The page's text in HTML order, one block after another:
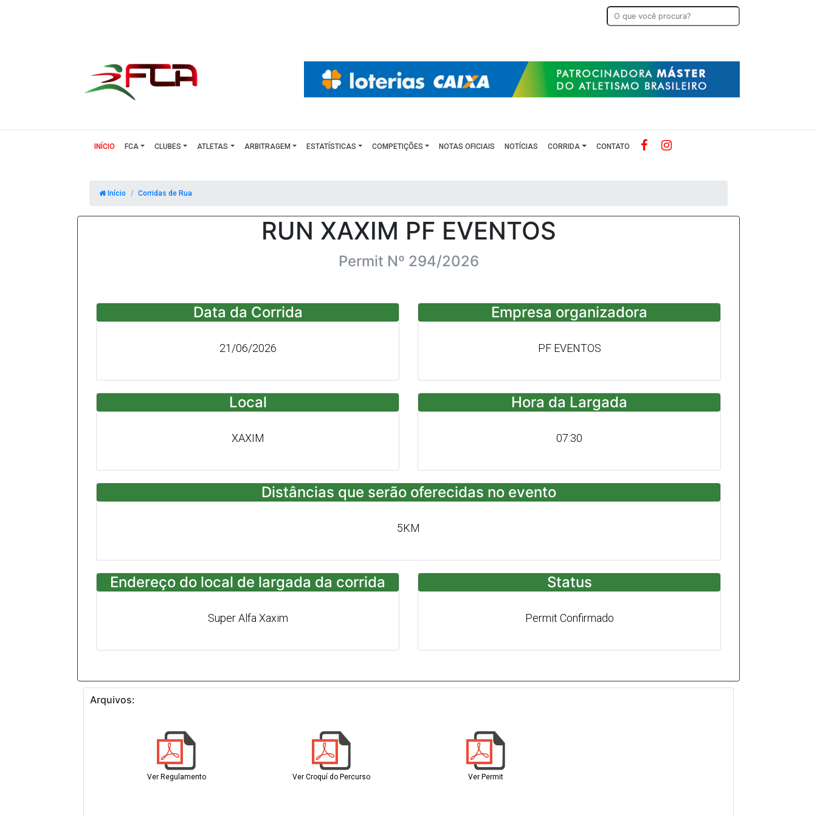
INÍCIO(CURRENT)
FCA CLUBES ATLETAS ARBITRAGEM ESTATÍSTICAS COMPETIÇÕES NOTAS OFICIAIS NOTÍCIAS CORRIDA CONTATO
Início Corridas de Rua
RUN XAXIM PF EVENTOS
Permit Nº 294/2026
Data da Corrida
21/06/2026
Empresa organizadora
PF EVENTOS
Local
XAXIM
Hora da Largada
07:30
Distâncias que serão oferecidas no evento
5KM
Endereço do local de largada da corrida
Super Alfa Xaxim
Status
Permit Confirmado
Arquivos:
Ver Regulamento Ver Croquí do Percurso Ver Permit